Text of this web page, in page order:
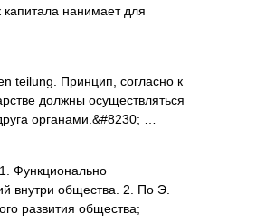
нанимает для
teilung. Принцип, согласно к
должны осуществляться
органами.&#8230; …
Функционально
внутри общества. 2. По Э.
развития общества;